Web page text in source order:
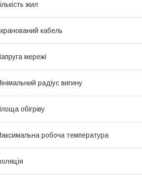
жил
кабель
мережі
радіус вигину
обігріву
робоча температура